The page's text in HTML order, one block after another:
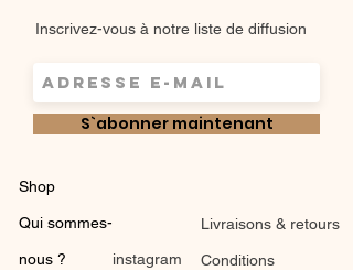
Inscrivez-vous à notre liste de diffusion
S`abonner maintenant
Shop
Qui sommes-
nous ? instagram
Livraisons & retours
Conditions